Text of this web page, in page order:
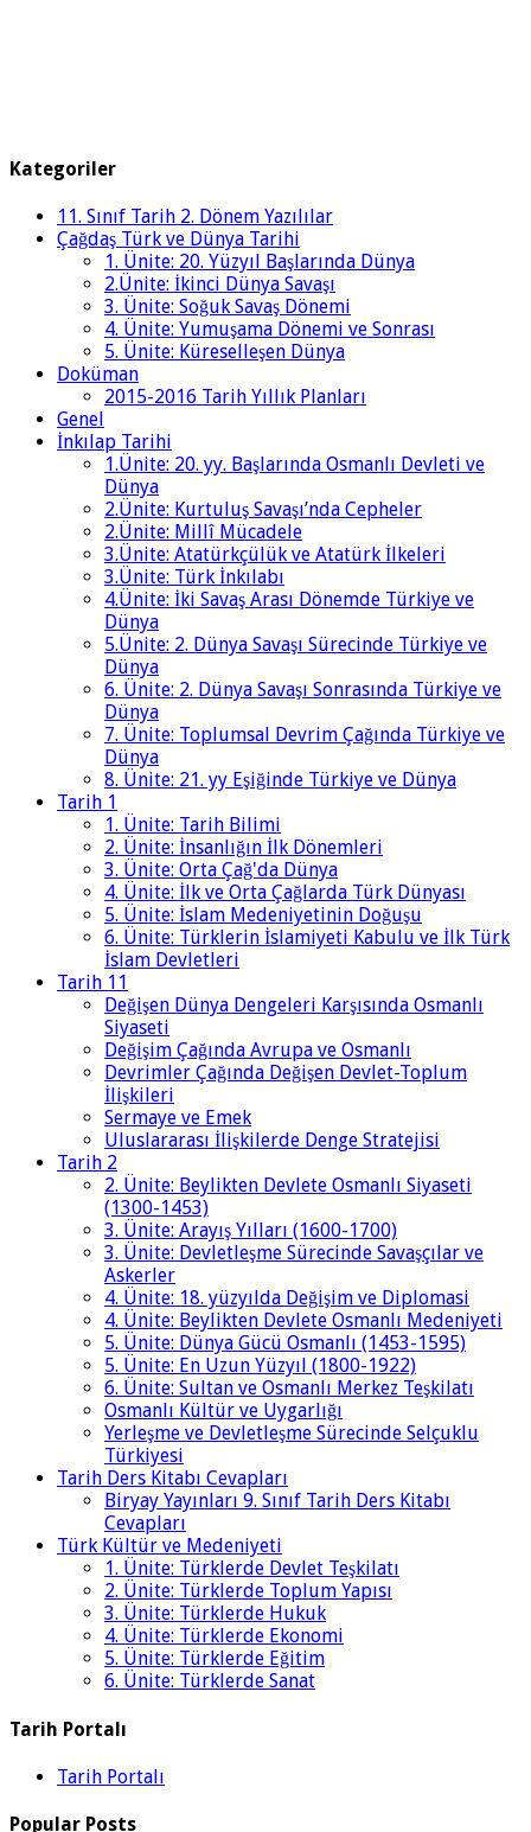
Kategoriler
11. Sınıf Tarih 2. Dönem Yazılılar
Çağdaş Türk ve Dünya Tarihi
1. Ünite: 20. Yüzyıl Başlarında Dünya
2.Ünite: İkinci Dünya Savaşı
3. Ünite: Soğuk Savaş Dönemi
4. Ünite: Yumuşama Dönemi ve Sonrası
5. Ünite: Küreselleşen Dünya
Doküman
2015-2016 Tarih Yıllık Planları
Genel
İnkılap Tarihi
1.Ünite: 20. yy. Başlarında Osmanlı Devleti ve
Dünya
2.Ünite: Kurtuluş Savaşı’nda Cepheler
2.Ünite: Millî Mücadele
3.Ünite: Atatürkçülük ve Atatürk İlkeleri
3.Ünite: Türk İnkılabı
4.Ünite: İki Savaş Arası Dönemde Türkiye ve
Dünya
5.Ünite: 2. Dünya Savaşı Sürecinde Türkiye ve
Dünya
6. Ünite: 2. Dünya Savaşı Sonrasında Türkiye ve
Dünya
7. Ünite: Toplumsal Devrim Çağında Türkiye ve
Dünya
8. Ünite: 21. yy Eşiğinde Türkiye ve Dünya
Tarih 1
1. Ünite: Tarih Bilimi
2. Ünite: İnsanlığın İlk Dönemleri
3. Ünite: Orta Çağ'da Dünya
4. Ünite: İlk ve Orta Çağlarda Türk Dünyası
5. Ünite: İslam Medeniyetinin Doğuşu
6. Ünite: Türklerin İslamiyeti Kabulu ve İlk Türk
İslam Devletleri
Tarih 11
Değişen Dünya Dengeleri Karşısında Osmanlı
Siyaseti
Değişim Çağında Avrupa ve Osmanlı
Devrimler Çağında Değişen Devlet-Toplum
İlişkileri
Sermaye ve Emek
Uluslararası İlişkilerde Denge Stratejisi
Tarih 2
2. Ünite: Beylikten Devlete Osmanlı Siyaseti
(1300-1453)
3. Ünite: Arayış Yılları (1600-1700)
3. Ünite: Devletleşme Sürecinde Savaşçılar ve
Askerler
4. Ünite: 18. yüzyılda Değişim ve Diplomasi
4. Ünite: Beylikten Devlete Osmanlı Medeniyeti
5. Ünite: Dünya Gücü Osmanlı (1453-1595)
5. Ünite: En Uzun Yüzyıl (1800-1922)
6. Ünite: Sultan ve Osmanlı Merkez Teşkilatı
Osmanlı Kültür ve Uygarlığı
Yerleşme ve Devletleşme Sürecinde Selçuklu
Türkiyesi
Tarih Ders Kitabı Cevapları
Biryay Yayınları 9. Sınıf Tarih Ders Kitabı
Cevapları
Türk Kültür ve Medeniyeti
1. Ünite: Türklerde Devlet Teşkilatı
2. Ünite: Türklerde Toplum Yapısı
3. Ünite: Türklerde Hukuk
4. Ünite: Türklerde Ekonomi
5. Ünite: Türklerde Eğitim
6. Ünite: Türklerde Sanat
Tarih Portalı
Tarih Portalı
Popular Posts